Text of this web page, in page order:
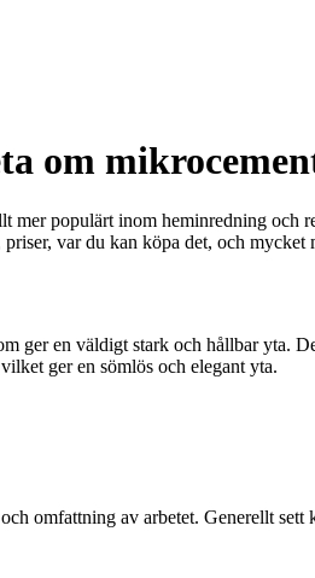
om
populärt inom heminredning och
var du kan köpa det, och mycket
ger en väldigt stark och hållbar yta.
ger en sömlös och elegant yta.
omfattning av arbetet. Generellt